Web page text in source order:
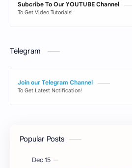
Subcribe To Our YOUTUBE Channel
To Get Video Tutorials!
Telegram
Join our Telegram Channel
To Get Latest Notification!
Popular Posts